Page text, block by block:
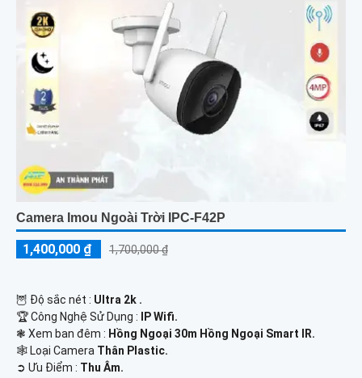
Camera Imou Ngoài Trời IPC-F42P
1,400,000 ₫ 1,700,000 ₫
🦉 Độ sắc nét : Ultra 2k .
🏆 Công Nghệ Sử Dụng :
IP Wifi.
❃ Xem ban đêm : Hồng Ngoại 30m Hồng Ngoại Smart IR.
🕸️ Loại Camera Thân Plastic.
️➲ Ưu Điểm : Thu Âm.